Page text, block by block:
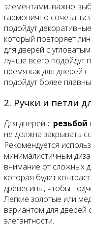
элементами, важно
гармонично
подойдут
который повторяет
для дверей с
лучше всего подойдут
время как для дверей
подойдут более
2. Ручки и петли
Для дверей с резьбой
не должна закрывать
Рекомендуется
минималистичным
внимание от сложных
которая будет
древесины, чтобы
Легкие золотые или
вариантом для дверей
элегантности.